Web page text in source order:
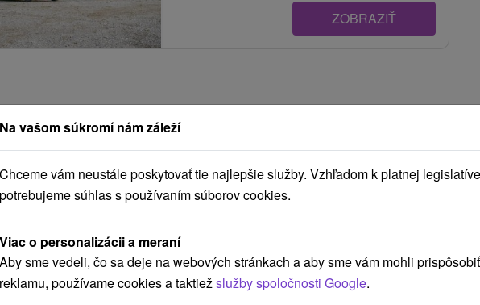
ZOBRAZIŤ
ponuka
a kúpele na
ceny
Na vašom súkromí nám záleží
Chceme vám neustále poskytovať tie najlepšie služby. Vzhľadom k platnej
potrebujeme súhlas s používaním súborov cookies.
Viac o personalizácii a meraní
Aby sme vedeli, čo sa deje na webových stránkach a aby sme vám mohli
reklamu, používame cookies a taktiež služby spoločnosti Google.